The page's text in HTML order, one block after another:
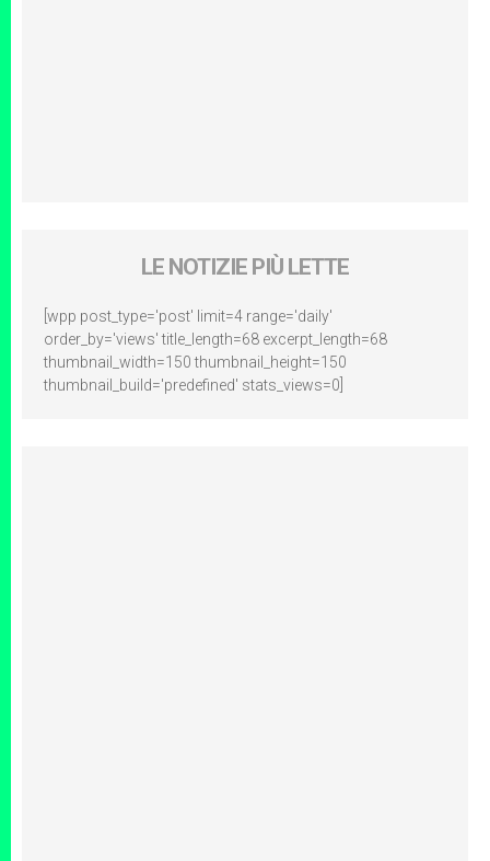
LE NOTIZIE PIÙ LETTE
[wpp post_type='post' limit=4 range='daily'
order_by='views' title_length=68 excerpt_length=68
thumbnail_width=150 thumbnail_height=150
thumbnail_build='predefined' stats_views=0]